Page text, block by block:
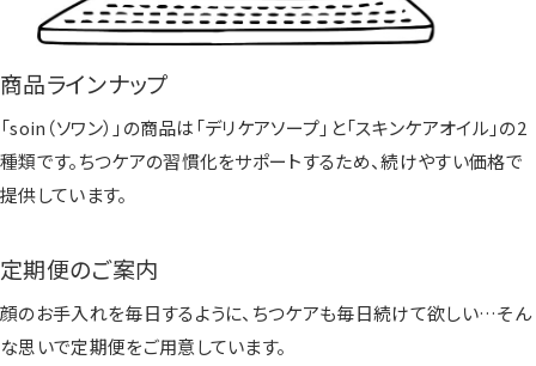
商品ラインナップ
「soin（ソワン）」の商品は「デリケアソープ」と「スキンケアオイル」の2
種類です。ちつケアの習慣化をサポートするため、続けやすい価格で
提供しています。
定期便のご案内
顔のお手入れを毎日するように、ちつケアも毎日続けて欲しい…そん
な思いで定期便をご用意しています。